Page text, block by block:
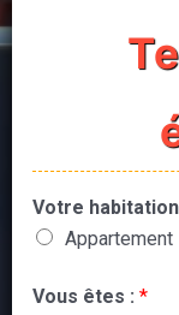
Votre
Appartement
Vous êtes : *